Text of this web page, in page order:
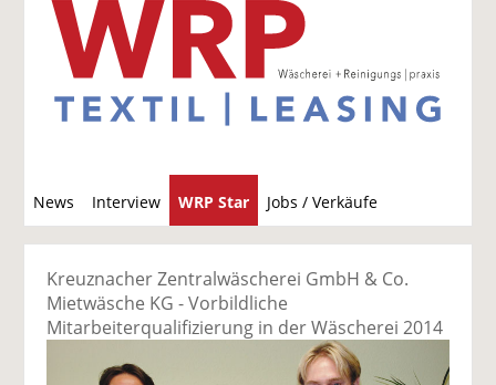
News Interview WRP Star Jobs / Verkäufe
u
c
Kreuznacher Zentralwäscherei GmbH & Co.
Mietwäsche KG - Vorbildliche
Mitarbeiterqualifizierung in der Wäscherei 2014